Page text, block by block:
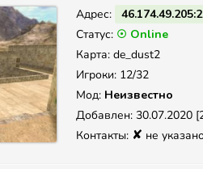
Адрес:
Статус: ☉ Online
Карта: de_dust2
Игроки: 12/32
Мод: Неизвестно
Добавлен: 30.07.2020
Контакты: ✘ не